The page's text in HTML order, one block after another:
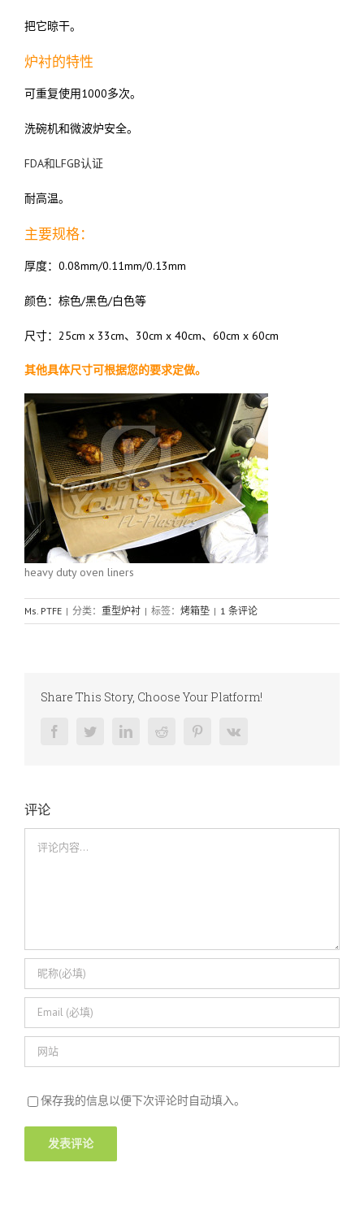
把它晾干。
炉衬的特性
可重复使用1000多次。
洗碗机和微波炉安全。
FDA和LFGB认证
耐高温。
主要规格：
厚度：0.08mm/0.11mm/0.13mm
颜色：棕色/黑色/白色等
尺寸：25cm x 33cm、30cm x 40cm、60cm x 60cm
其他具体尺寸可根据您的要求定做。
heavy duty oven liners
Ms. PTFE | 分类： 重型炉衬 | 标签： 烤箱垫 | 1 条评论
Share This Story, Choose Your Platform!
FacebookTwitterLinkedInReddit PinterestVk
评论
保存我的信息以便下次评论时自动填入。